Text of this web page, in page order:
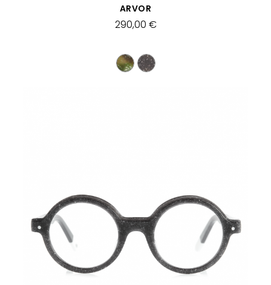
VISTA RÁPIDA
ARVOR
290,00 €